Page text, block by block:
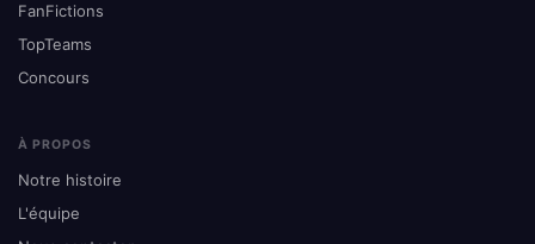
FanFictions
TopTeams
Concours
À PROPOS
Notre histoire
L'équipe